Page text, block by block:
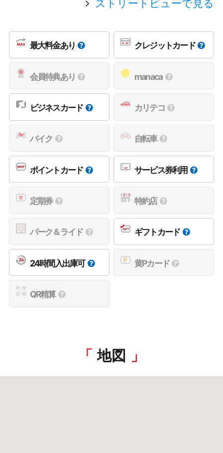
ストリートビューで見る
最大料金あり クレジットカード
会員特典あり manaca
ビジネスカード カリテコ
バイク 自転車
ポイントカード サービス券利用
定期券 特約店
パーク＆ライド ギフトカード
24時間入出庫可 黄Pカード
QR精算
地図